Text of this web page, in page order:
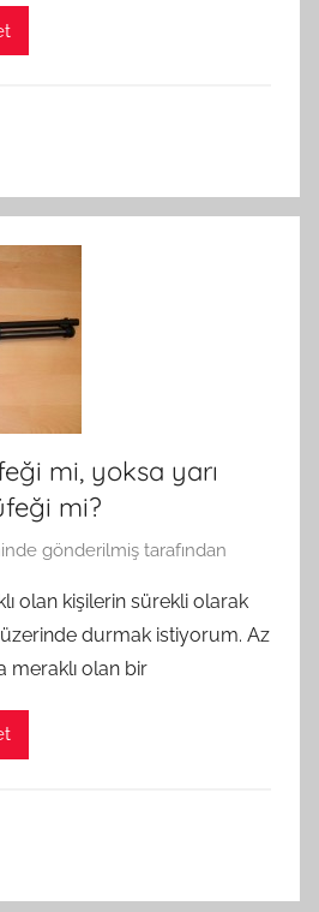
mi, yoksa yarı
mi?
gönderilmiş tarafından
olan kişilerin sürekli olarak
üzerinde durmak istiyorum. Az
meraklı olan bir